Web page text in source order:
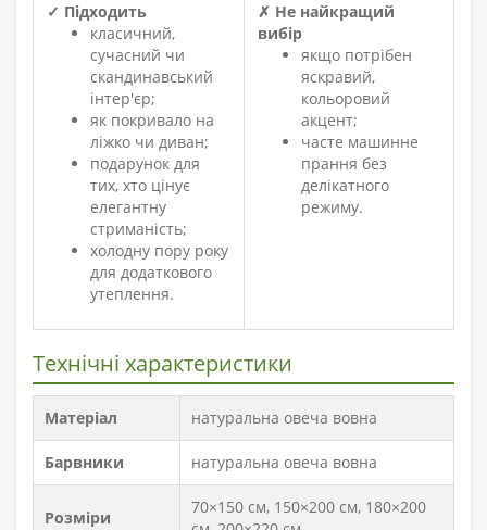
✓ Підходить
класичний,
сучасний чи
скандинавський
інтер'єр;
як покривало на
ліжко чи диван;
подарунок для
тих, хто цінує
елегантну
стриманість;
холодну пору року
для додаткового
утеплення.
✗ Не найкращий
вибір
якщо потрібен
яскравий,
кольоровий
акцент;
часте машинне
прання без
делікатного
режиму.
Технічні характеристики
Матеріал натуральна овеча вовна
Барвники натуральна овеча вовна
Розміри
70×150 см, 150×200 см, 180×200